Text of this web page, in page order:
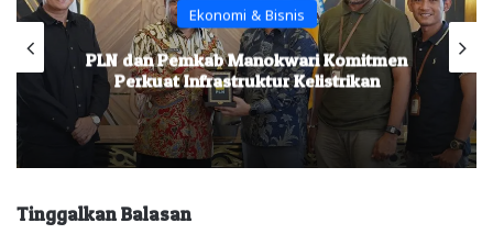
Ekonomi & Bisnis
PLN dan Pemkab Manokwari Komitmen
Perkuat Infrastruktur Kelistrikan
Tinggalkan Balasan